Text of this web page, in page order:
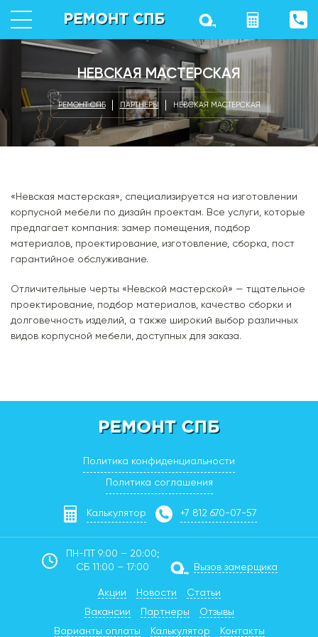
НЕВСКАЯ МАСТЕРСКАЯ
РЕМОНТ СПБ ПАРТНЁРЫ НЕВСКАЯ МАСТЕРСКАЯ
«Невская мастерская», специализируется на изготовлении
корпусной мебели по дизайн проектам. Все услуги, которые
предлагает компания: замер помещения, подбор
материалов, проектирование, изготовление, сборка, пост
гарантийное обслуживание.
Отличительные черты «Невской мастерской» — тщательное
проектирование, подбор материалов, качество сборки и
долговечность изделий, а также широкий выбор различных
видов корпусной мебели, доступных для заказа.
Политика конфиденциальности
Политика соглашения
Калькулятор +7 812 670-07-57
ПН-ПТ 9:00 – 20:00;
СБ 11:00 – 17:00
Вызов замерщика
Акции Новости
Статьи
Вакансии
Партнеры
Отзывы
Варианты оплаты
Калькулятор Контакты